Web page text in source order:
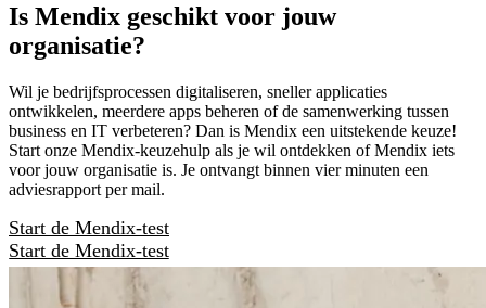
Is Mendix geschikt voor jouw
organisatie?
Wil je bedrijfsprocessen digitaliseren, sneller applicaties
ontwikkelen, meerdere apps beheren of de samenwerking tussen
business en IT verbeteren? Dan is Mendix een uitstekende keuze!
Start onze Mendix-keuzehulp als je wil ontdekken of Mendix iets
voor jouw organisatie is. Je ontvangt binnen vier minuten een
adviesrapport per mail.
Start de Mendix-test
Start de Mendix-test